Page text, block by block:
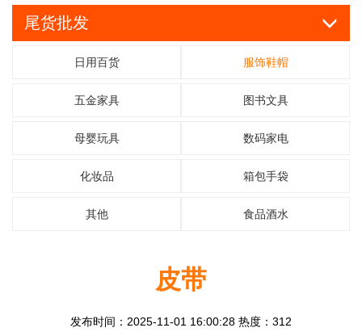
尾货批发
日用百货 服饰鞋帽
五金家具 图书文具
母婴玩具 数码家电
化妆品 箱包手袋
其他 食品酒水
皮带
发布时间：2025-11-01 16:00:28 热度：312